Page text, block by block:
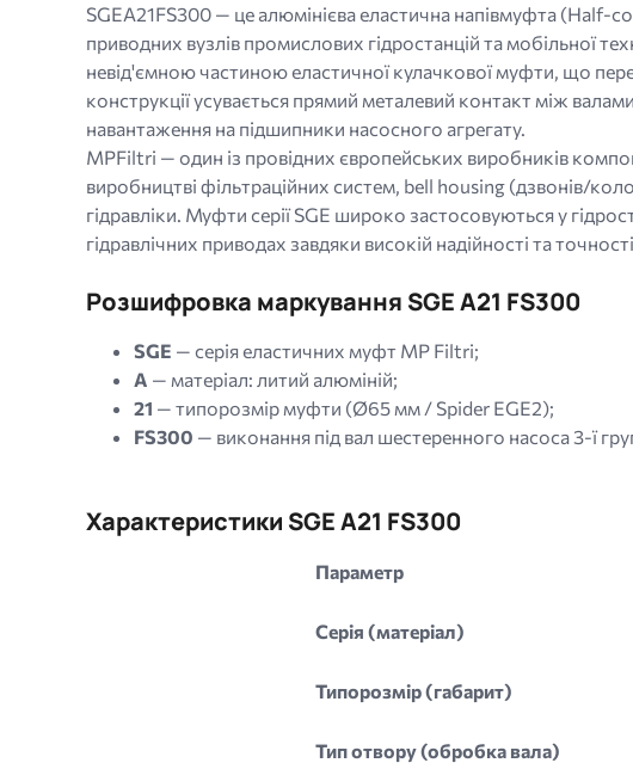
jpg
jpeg
png.
SGEA21FS300 — це алюмінієва еластична напівмуфта
приводних вузлів промислових гідростанцій та мобільної
невід'ємною частиною еластичної кулачкової муфти, що
конструкції усувається прямий металевий контакт між
навантаження на підшипники насосного агрегату.
MPFiltri — один із провідних європейських виробників
виробництві фільтраційних систем, bell housing (дзвонів/
гідравліки. Муфти серії SGE широко застосовуються у
гідравлічних приводах завдяки високій надійності та
Розшифровка маркування SGE A21 FS300
SGE — серія еластичних муфт MP Filtri;
A — матеріал: литий алюміній;
21 — типорозмір муфти (Ø65 мм / Spider EGE2);
FS300 — виконання під вал шестеренного насоса 3-ї
Характеристики SGE A21 FS300
Параметр
Серія (матеріал)
Типорозмір (габарит)
Тип отвору (обробка вала)